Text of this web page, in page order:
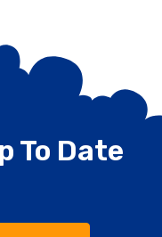
To Date